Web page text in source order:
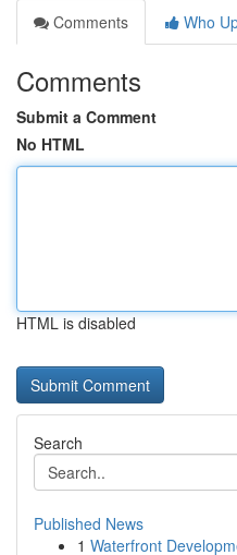
Comments
Who
Comments
Submit a Comment
No HTML
HTML is disabled
Search
Published News
1 Waterfront